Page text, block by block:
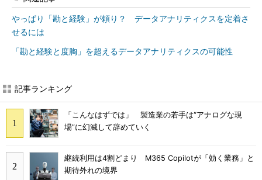
やっぱり「勘と経験」が頼り？ データアナリティクスを定着さ
せるには
「勘と経験と度胸」を超えるデータアナリティクスの可能性
記事ランキング
「こんなはずでは」 製造業の若手は“アナログな現
場”に幻滅して辞めていく
継続利用は4割どまり M365 Copilotが「効く業務」と
期待外れの境界